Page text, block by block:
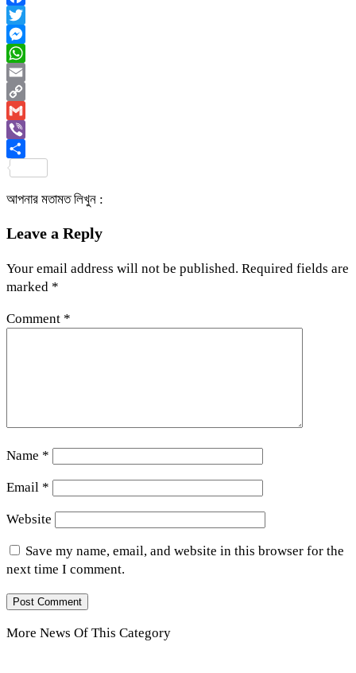
Facebook
Twitter
Messenger
WhatsApp
Email
Copy
Link
Gmail
Viber
আপনার মতামত লিখুন :
Leave a Reply
Your email address will not be published. Required fields are
marked *
Comment *
Name *
Email *
Website
Save my name, email, and website in this browser for the
next time I comment.
More News Of This Category